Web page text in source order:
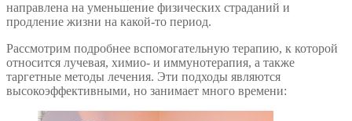
направлена на уменьшение физических страданий и
продление жизни на какой-то период.
Рассмотрим подробнее вспомогательную терапию, к которой
относится лучевая, химио- и иммунотерапия, а также
таргетные методы лечения. Эти подходы являются
высокоэффективными, но занимает много времени: